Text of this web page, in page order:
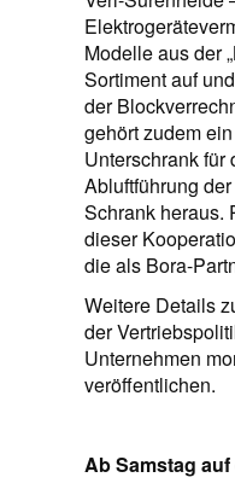
Modelle aus der
Sortiment auf
der
gehört zudem
Unterschrank
Abluftführung
Schrank heraus.
dieser
die als Bora-
Weitere Details
der
Unternehmen
veröffentlichen.
Ab Samstag